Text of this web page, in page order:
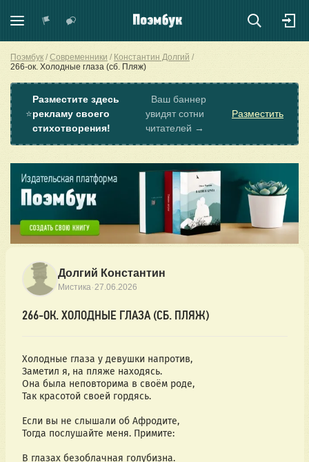
Поэмбук Современники
Константин Долгий
266-ок. Холодные глаза (сб. Пляж)
⭐
Разместите здесь
рекламу своего
стихотворения!
Ваш баннер
увидят сотни
читателей →
Разместить
Долгий Константин
Мистика·27.06.2026
266-ОК. ХОЛОДНЫЕ ГЛАЗА (СБ. ПЛЯЖ)
Холодные глаза у девушки напротив,
Заметил я, на пляже находясь.
Она была неповторима в своём роде,
Так красотой своей гордясь.
Если вы не слышали об Афродите,
Тогда послушайте меня. Примите:
В глазах безоблачная голубизна.